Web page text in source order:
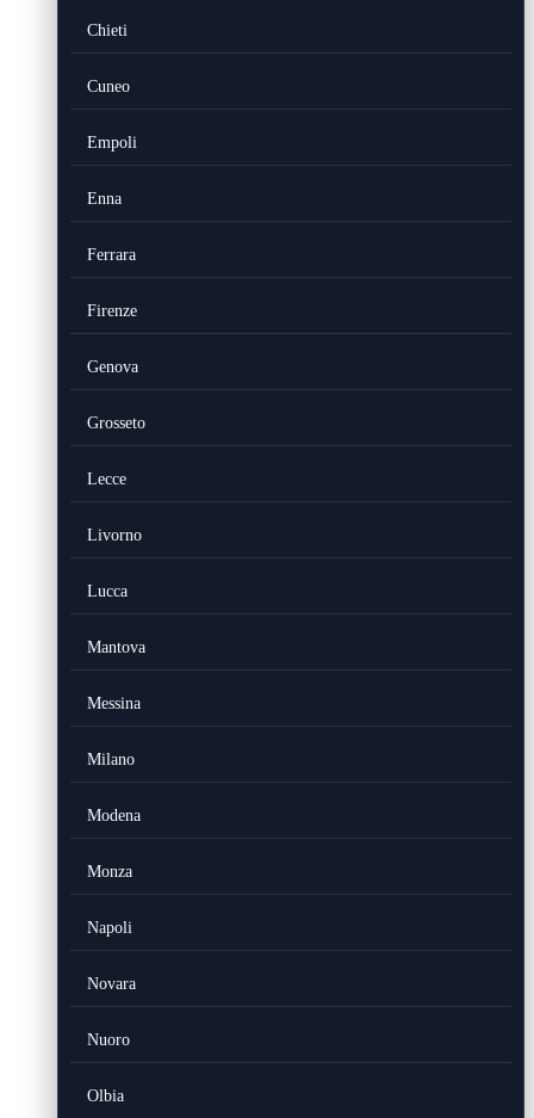
Chieti
Cuneo
Empoli
Enna
Ferrara
Firenze
Genova
Grosseto
Lecce
Livorno
Lucca
Mantova
Messina
Milano
Modena
Monza
Napoli
Novara
Nuoro
Olbia